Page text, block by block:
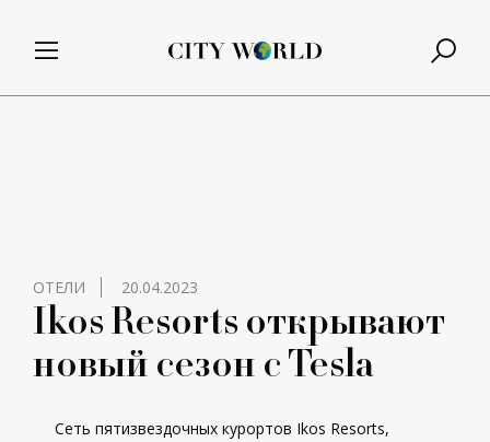
ОТЕЛИ 20.04.2023
Ikos Resorts открывают
новый сезон с Tesla
Сеть пятизвездочных курортов Ikos Resorts,